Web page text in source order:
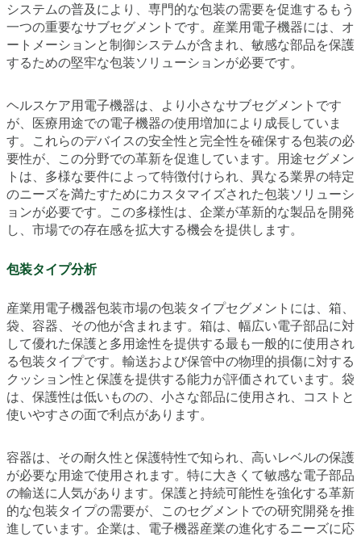
システムの普及により、専門的な包装の需要を促進するもう
一つの重要なサブセグメントです。産業用電子機器には、オ
ートメーションと制御システムが含まれ、敏感な部品を保護
するための堅牢な包装ソリューションが必要です。
ヘルスケア用電子機器は、より小さなサブセグメントです
が、医療用途での電子機器の使用増加により成長していま
す。これらのデバイスの安全性と完全性を確保する包装の必
要性が、この分野での革新を促進しています。用途セグメン
トは、多様な要件によって特徴付けられ、異なる業界の特定
のニーズを満たすためにカスタマイズされた包装ソリューシ
ョンが必要です。この多様性は、企業が革新的な製品を開発
し、市場での存在感を拡大する機会を提供します。
包装タイプ分析
産業用電子機器包装市場の包装タイプセグメントには、箱、
袋、容器、その他が含まれます。箱は、幅広い電子部品に対
して優れた保護と多用途性を提供する最も一般的に使用され
る包装タイプです。輸送および保管中の物理的損傷に対する
クッション性と保護を提供する能力が評価されています。袋
は、保護性は低いものの、小さな部品に使用され、コストと
使いやすさの面で利点があります。
容器は、その耐久性と保護特性で知られ、高いレベルの保護
が必要な用途で使用されます。特に大きくて敏感な電子部品
の輸送に人気があります。保護と持続可能性を強化する革新
的な包装タイプの需要が、このセグメントでの研究開発を推
進しています。企業は、電子機器産業の進化するニーズに応